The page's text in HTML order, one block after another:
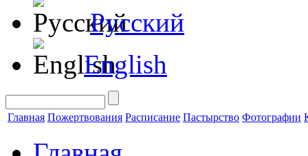
Русский
English
Главная Пожертвования Расписание Пастырство Фотографии